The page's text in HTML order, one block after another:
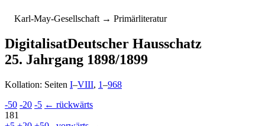
Karl-May-Gesellschaft → Primärliteratur
DigitalisatDeutscher Hausschatz
25. Jahrgang 1898/1899
Kollation: Seiten I–VIII, 1–968
-50 -20 -5 ← rückwärts
181